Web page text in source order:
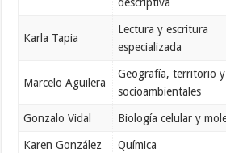
Karla Tapia
Lectura y escritura
especializada
Marcelo Aguilera
Geografía, territorio
socioambientales
Gonzalo Vidal Biología celular y
Karen González Química